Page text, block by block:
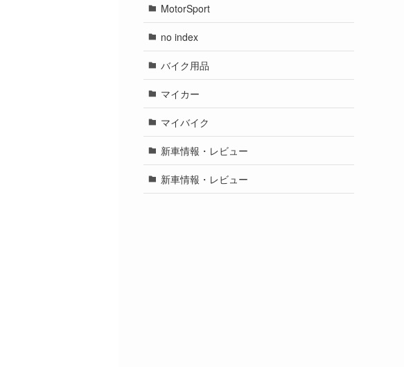
MotorSport
no index
バイク用品
マイカー
マイバイク
新車情報・レビュー
新車情報・レビュー